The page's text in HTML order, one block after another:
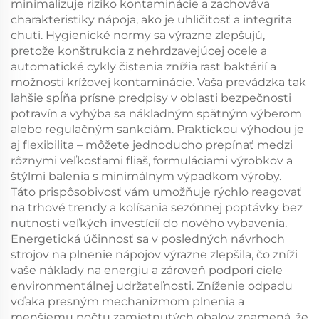
minimalizuje riziko kontaminácie a zachováva
charakteristiky nápoja, ako je uhličitosť a integrita
chuti. Hygienické normy sa výrazne zlepšujú,
pretože konštrukcia z nehrdzavejúcej ocele a
automatické cykly čistenia znížia rast baktérií a
možnosti krížovej kontaminácie. Vaša prevádzka tak
ľahšie spĺňa prísne predpisy v oblasti bezpečnosti
potravín a vyhýba sa nákladným spätným výberom
alebo regulačným sankciám. Praktickou výhodou je
aj flexibilita – môžete jednoducho prepínať medzi
rôznymi veľkosťami fliaš, formuláciami výrobkov a
štýlmi balenia s minimálnym výpadkom výroby.
Táto prispôsobivosť vám umožňuje rýchlo reagovať
na trhové trendy a kolísania sezónnej poptávky bez
nutnosti veľkých investícií do nového vybavenia.
Energetická účinnosť sa v posledných návrhoch
strojov na plnenie nápojov výrazne zlepšila, čo zníži
vaše náklady na energiu a zároveň podporí ciele
environmentálnej udržateľnosti. Zníženie odpadu
vďaka presným mechanizmom plnenia a